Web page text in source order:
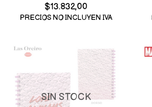
$13.832,00
PRECIOS NO INCLUYEN IVA
SIN STOCK